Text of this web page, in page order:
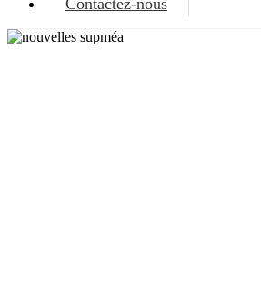
Contactez-nous